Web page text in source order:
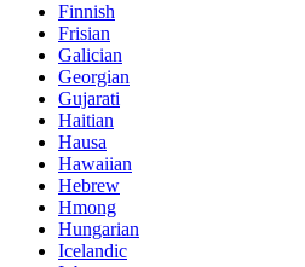
Finnish
Frisian
Galician
Georgian
Gujarati
Haitian
Hausa
Hawaiian
Hebrew
Hmong
Hungarian
Icelandic